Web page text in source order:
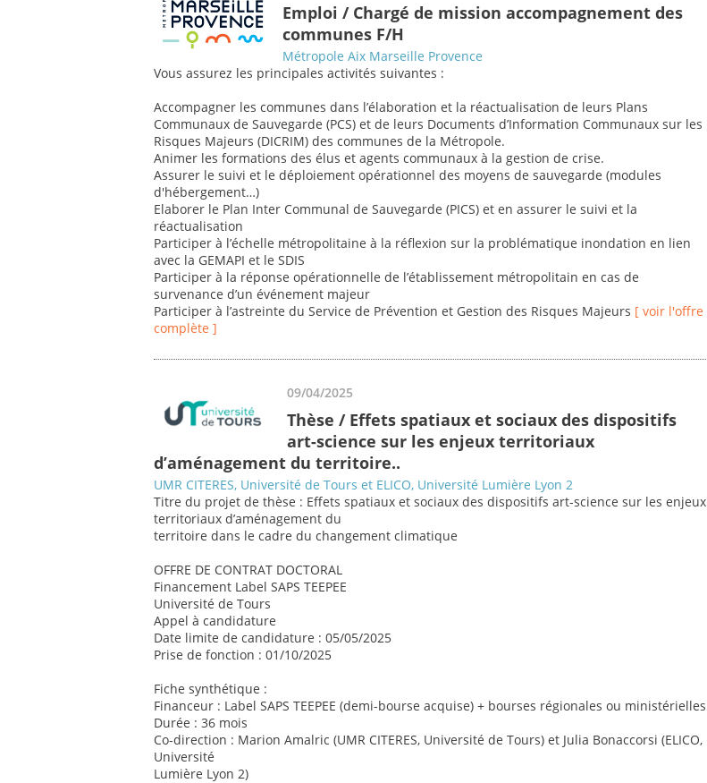
Emploi / Chargé de mission accompagnement des
communes F/H
Métropole Aix Marseille Provence
Vous assurez les principales activités suivantes :
Accompagner les communes dans l’élaboration et la réactualisation de leurs Plans
Communaux de Sauvegarde (PCS) et de leurs Documents d’Information Communaux sur les
Risques Majeurs (DICRIM) des communes de la Métropole.
Animer les formations des élus et agents communaux à la gestion de crise.
Assurer le suivi et le déploiement opérationnel des moyens de sauvegarde (modules
d'hébergement…)
Elaborer le Plan Inter Communal de Sauvegarde (PICS) et en assurer le suivi et la
réactualisation
Participer à l’échelle métropolitaine à la réflexion sur la problématique inondation en lien
avec la GEMAPI et le SDIS
Participer à la réponse opérationnelle de l’établissement métropolitain en cas de
survenance d’un événement majeur
Participer à l’astreinte du Service de Prévention et Gestion des Risques Majeurs [ voir l'offre
complète ]
09/04/2025
Thèse / Effets spatiaux et sociaux des dispositifs
art-science sur les enjeux territoriaux
d’aménagement du territoire..
UMR CITERES, Université de Tours et ELICO, Université Lumière Lyon 2
Titre du projet de thèse : Effets spatiaux et sociaux des dispositifs art-science sur les enjeux
territoriaux d’aménagement du
territoire dans le cadre du changement climatique
OFFRE DE CONTRAT DOCTORAL
Financement Label SAPS TEEPEE
Université de Tours
Appel à candidature
Date limite de candidature : 05/05/2025
Prise de fonction : 01/10/2025
Fiche synthétique :
Financeur : Label SAPS TEEPEE (demi-bourse acquise) + bourses régionales ou ministérielles
Durée : 36 mois
Co-direction : Marion Amalric (UMR CITERES, Université de Tours) et Julia Bonaccorsi (ELICO,
Université
Lumière Lyon 2)